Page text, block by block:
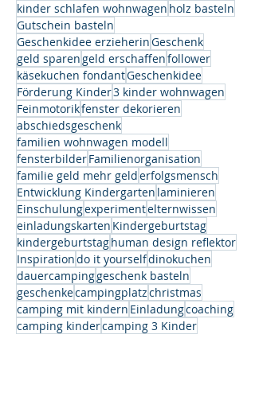
kinder schlafen wohnwagen holz basteln
Gutschein basteln
Geschenkidee erzieherinGeschenk
geld sparengeld erschaffenfollower
käsekuchen fondantGeschenkidee
Förderung Kinder3 kinder wohnwagen
Feinmotorikfenster dekorieren
abschiedsgeschenk
familien wohnwagen modell
fensterbilderFamilienorganisation
familie geld mehr gelderfolgsmensch
Entwicklung Kindergarten laminieren
Einschulungexperimentelternwissen
einladungskarten Kindergeburtstag
kindergeburtstaghuman design reflektor
Inspirationdo it yourselfdinokuchen
dauercampinggeschenk basteln
geschenkecampingplatzchristmas
camping mit kindern Einladungcoaching
camping kindercamping 3 Kinder